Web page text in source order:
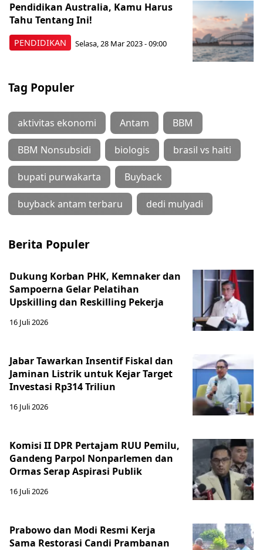
PENDIDIKAN
Pendidikan Australia, Kamu Harus
Tahu Tentang Ini!
Selasa, 28 Mar 2023 - 09:00
Tag Populer
aktivitas ekonomi Antam BBM
BBM Nonsubsidi biologis brasil vs haiti
bupati purwakarta Buyback
buyback antam terbaru dedi mulyadi
Berita Populer
Dukung Korban PHK, Kemnaker dan
Sampoerna Gelar Pelatihan
Upskilling dan Reskilling Pekerja
16 Juli 2026
Jabar Tawarkan Insentif Fiskal dan
Jaminan Listrik untuk Kejar Target
Investasi Rp314 Triliun
16 Juli 2026
Komisi II DPR Pertajam RUU Pemilu,
Gandeng Parpol Nonparlemen dan
Ormas Serap Aspirasi Publik
16 Juli 2026
Prabowo dan Modi Resmi Kerja
Sama Restorasi Candi Prambanan